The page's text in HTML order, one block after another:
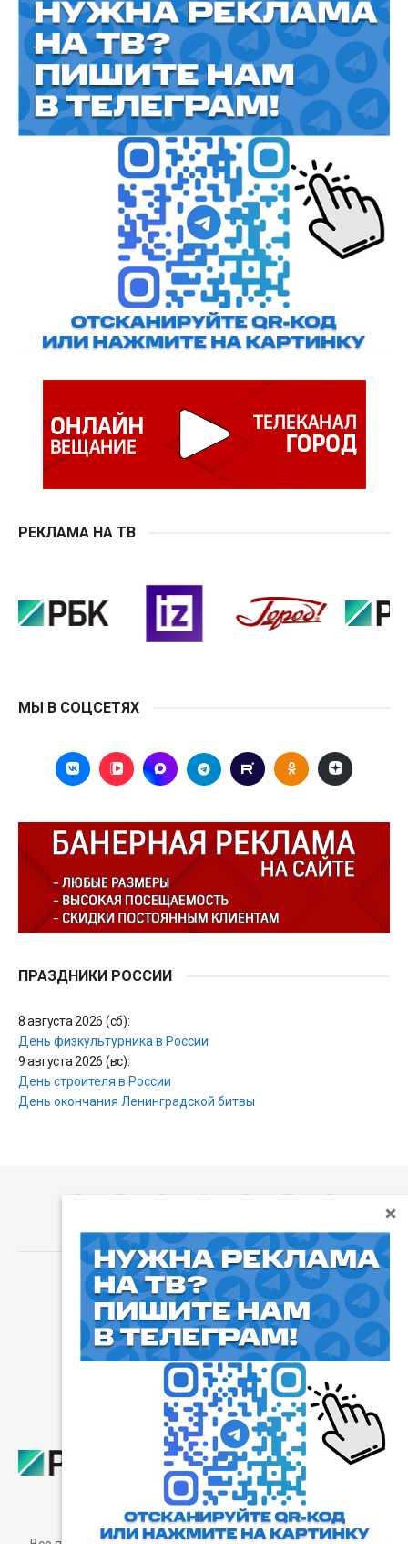
РЕКЛАМА НА ТВ
МЫ В СОЦСЕТЯХ
ПРАЗДНИКИ РОССИИ
8 августа 2026 (сб):
День физкультурника в России
9 августа 2026 (вс):
День строителя в России
День окончания Ленинградской битвы
Пользовательское соглашение